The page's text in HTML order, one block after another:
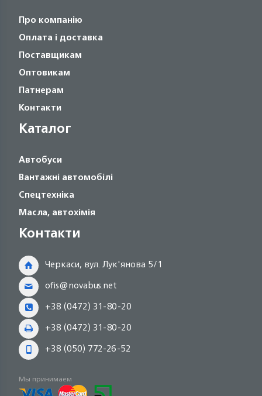
Про компанію
Оплата і доставка
Поставщикам
Оптовикам
Патнерам
Контакти
Каталог
Автобуси
Вантажні автомобілі
Спецтехніка
Масла, автохімія
Контакти
Черкаси, вул. Лук'янова 5/1
ofis@novabus.net
+38 (0472) 31-80-20
+38 (0472) 31-80-20
+38 (050) 772-26-52
Мы принимаем